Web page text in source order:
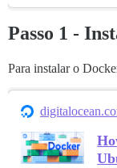
Passo 1 -
Para instalar o